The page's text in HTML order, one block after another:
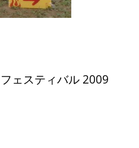
ェスティバル 2009